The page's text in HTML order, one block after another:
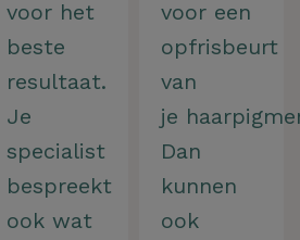
we je
voor het
beste
resultaat.
Je
specialist
bespreekt
ook wat
voor een
opfrisbeurt
van
je
Dan
kunnen
ook